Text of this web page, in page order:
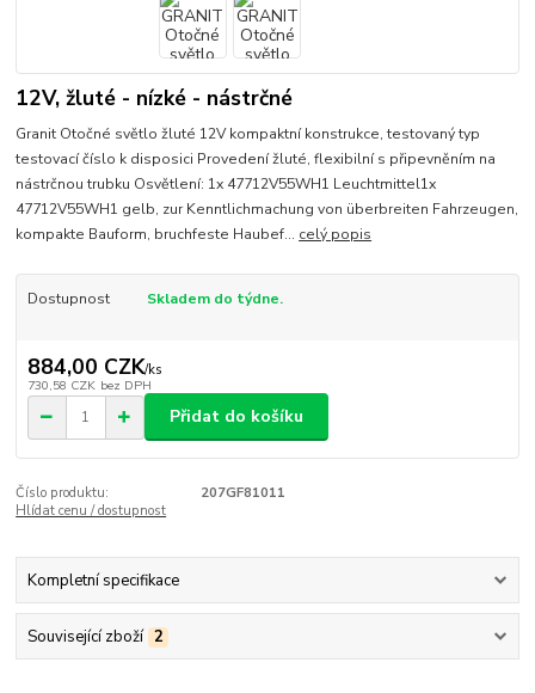
12V, žluté - nízké - nástrčné
Granit Otočné světlo žluté 12V kompaktní konstrukce, testovaný typ
testovací číslo k disposici Provedení žluté, flexibilní s připevněním na
nástrčnou trubku Osvětlení: 1x 47712V55WH1 Leuchtmittel1x
47712V55WH1 gelb, zur Kenntlichmachung von überbreiten Fahrzeugen,
kompakte Bauform, bruchfeste Haubef... celý popis
Dostupnost Skladem do týdne.
884,00 CZK/ks
730,58 CZK bez DPH
Přidat do košíku
Číslo produktu:
207GF81011
Hlídat cenu / dostupnost
Kompletní specifikace
Související zboží 2